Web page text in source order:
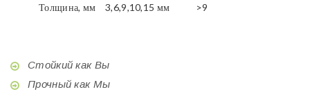
Толщина, мм
3,6,9,10,15 мм >9
Стойкий как Вы
Прочный как Мы